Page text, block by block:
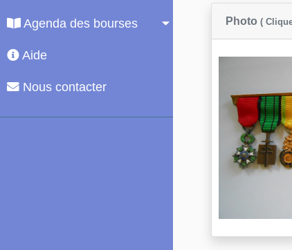
Agenda des bourses
Aide
Nous contacter
Photo (